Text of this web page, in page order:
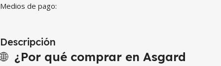
Medios de pago:
Descripción
🌐 ¿Por qué comprar en Asgard